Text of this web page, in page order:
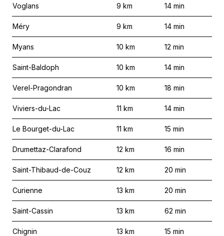
Voglans 9 km 14 min
Méry 9 km 14 min
Myans 10 km 12 min
Saint-Baldoph 10 km 14 min
Verel-Pragondran 10 km 18 min
Viviers-du-Lac 11 km 14 min
Le Bourget-du-Lac 11 km 15 min
Drumettaz-Clarafond 12 km 16 min
Saint-Thibaud-de-Couz 12 km 20 min
Curienne 13 km 20 min
Saint-Cassin 13 km 62 min
Chignin 13 km 15 min